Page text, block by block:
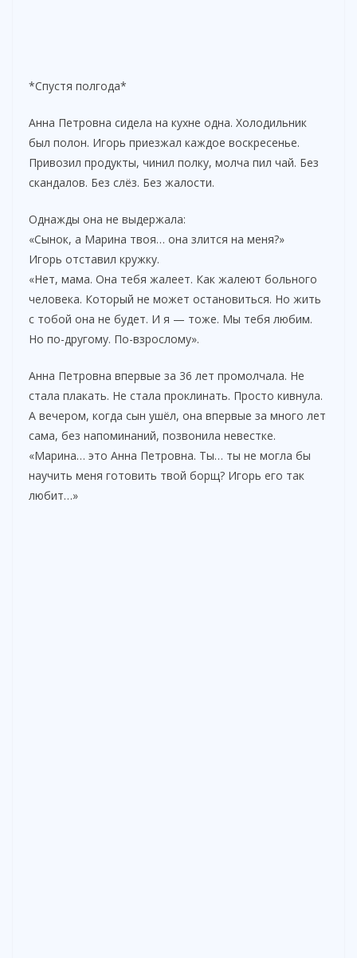
*Спустя полгода*
Анна Петровна сидела на кухне одна. Холодильник
был полон. Игорь приезжал каждое воскресенье.
Привозил продукты, чинил полку, молча пил чай. Без
скандалов. Без слёз. Без жалости.
Однажды она не выдержала:
«Сынок, а Марина твоя… она злится на меня?»
Игорь отставил кружку.
«Нет, мама. Она тебя жалеет. Как жалеют больного
человека. Который не может остановиться. Но жить
с тобой она не будет. И я — тоже. Мы тебя любим.
Но по-другому. По-взрослому».
Анна Петровна впервые за 36 лет промолчала. Не
стала плакать. Не стала проклинать. Просто кивнула.
А вечером, когда сын ушёл, она впервые за много лет
сама, без напоминаний, позвонила невестке.
«Марина… это Анна Петровна. Ты… ты не могла бы
научить меня готовить твой борщ? Игорь его так
любит…»